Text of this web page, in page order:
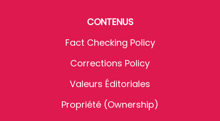
CONTENUS
Fact Checking Policy
Corrections Policy
Valeurs Éditoriales
Propriété (Ownership)